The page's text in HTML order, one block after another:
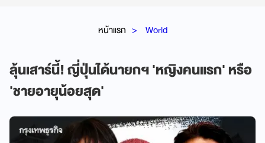
หน้าแรก World
ลุ้นเสาร์นี้! ญี่ปุ่นได้นายกฯ 'หญิงคนแรก' หรือ
'ชายอายุน้อยสุด'